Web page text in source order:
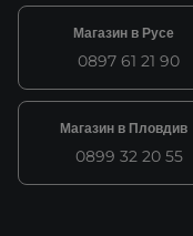
Магазин в Русе
0897 61 21 90
Магазин в Пловдив
0899 32 20 55